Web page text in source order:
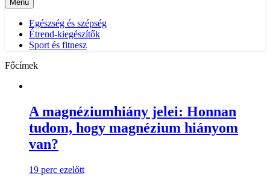
Menü
Egészség és szépség
Étrend-kiegészítők
Sport és fitnesz
Főcímek
A magnéziumhiány jelei: Honnan
tudom, hogy magnézium hiányom
van?
19 perc ezelőtt